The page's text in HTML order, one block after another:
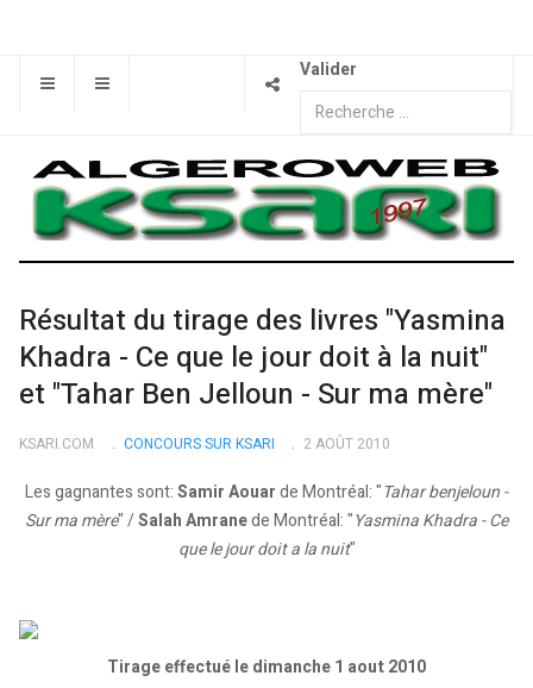
Valider
Résultat du tirage des livres "Yasmina
Khadra - Ce que le jour doit à la nuit"
et "Tahar Ben Jelloun - Sur ma mère"
KSARI.COM CONCOURS SUR KSARI 2 AOÛT 2010
Les gagnantes sont:Samir Aouarde Montréal: "Tahar benjeloun -
Sur ma mère" /Salah Amranede Montréal: "Yasmina Khadra - Ce
que le jour doit a la nuit"
Tirage effectué le dimanche 1 aout 2010